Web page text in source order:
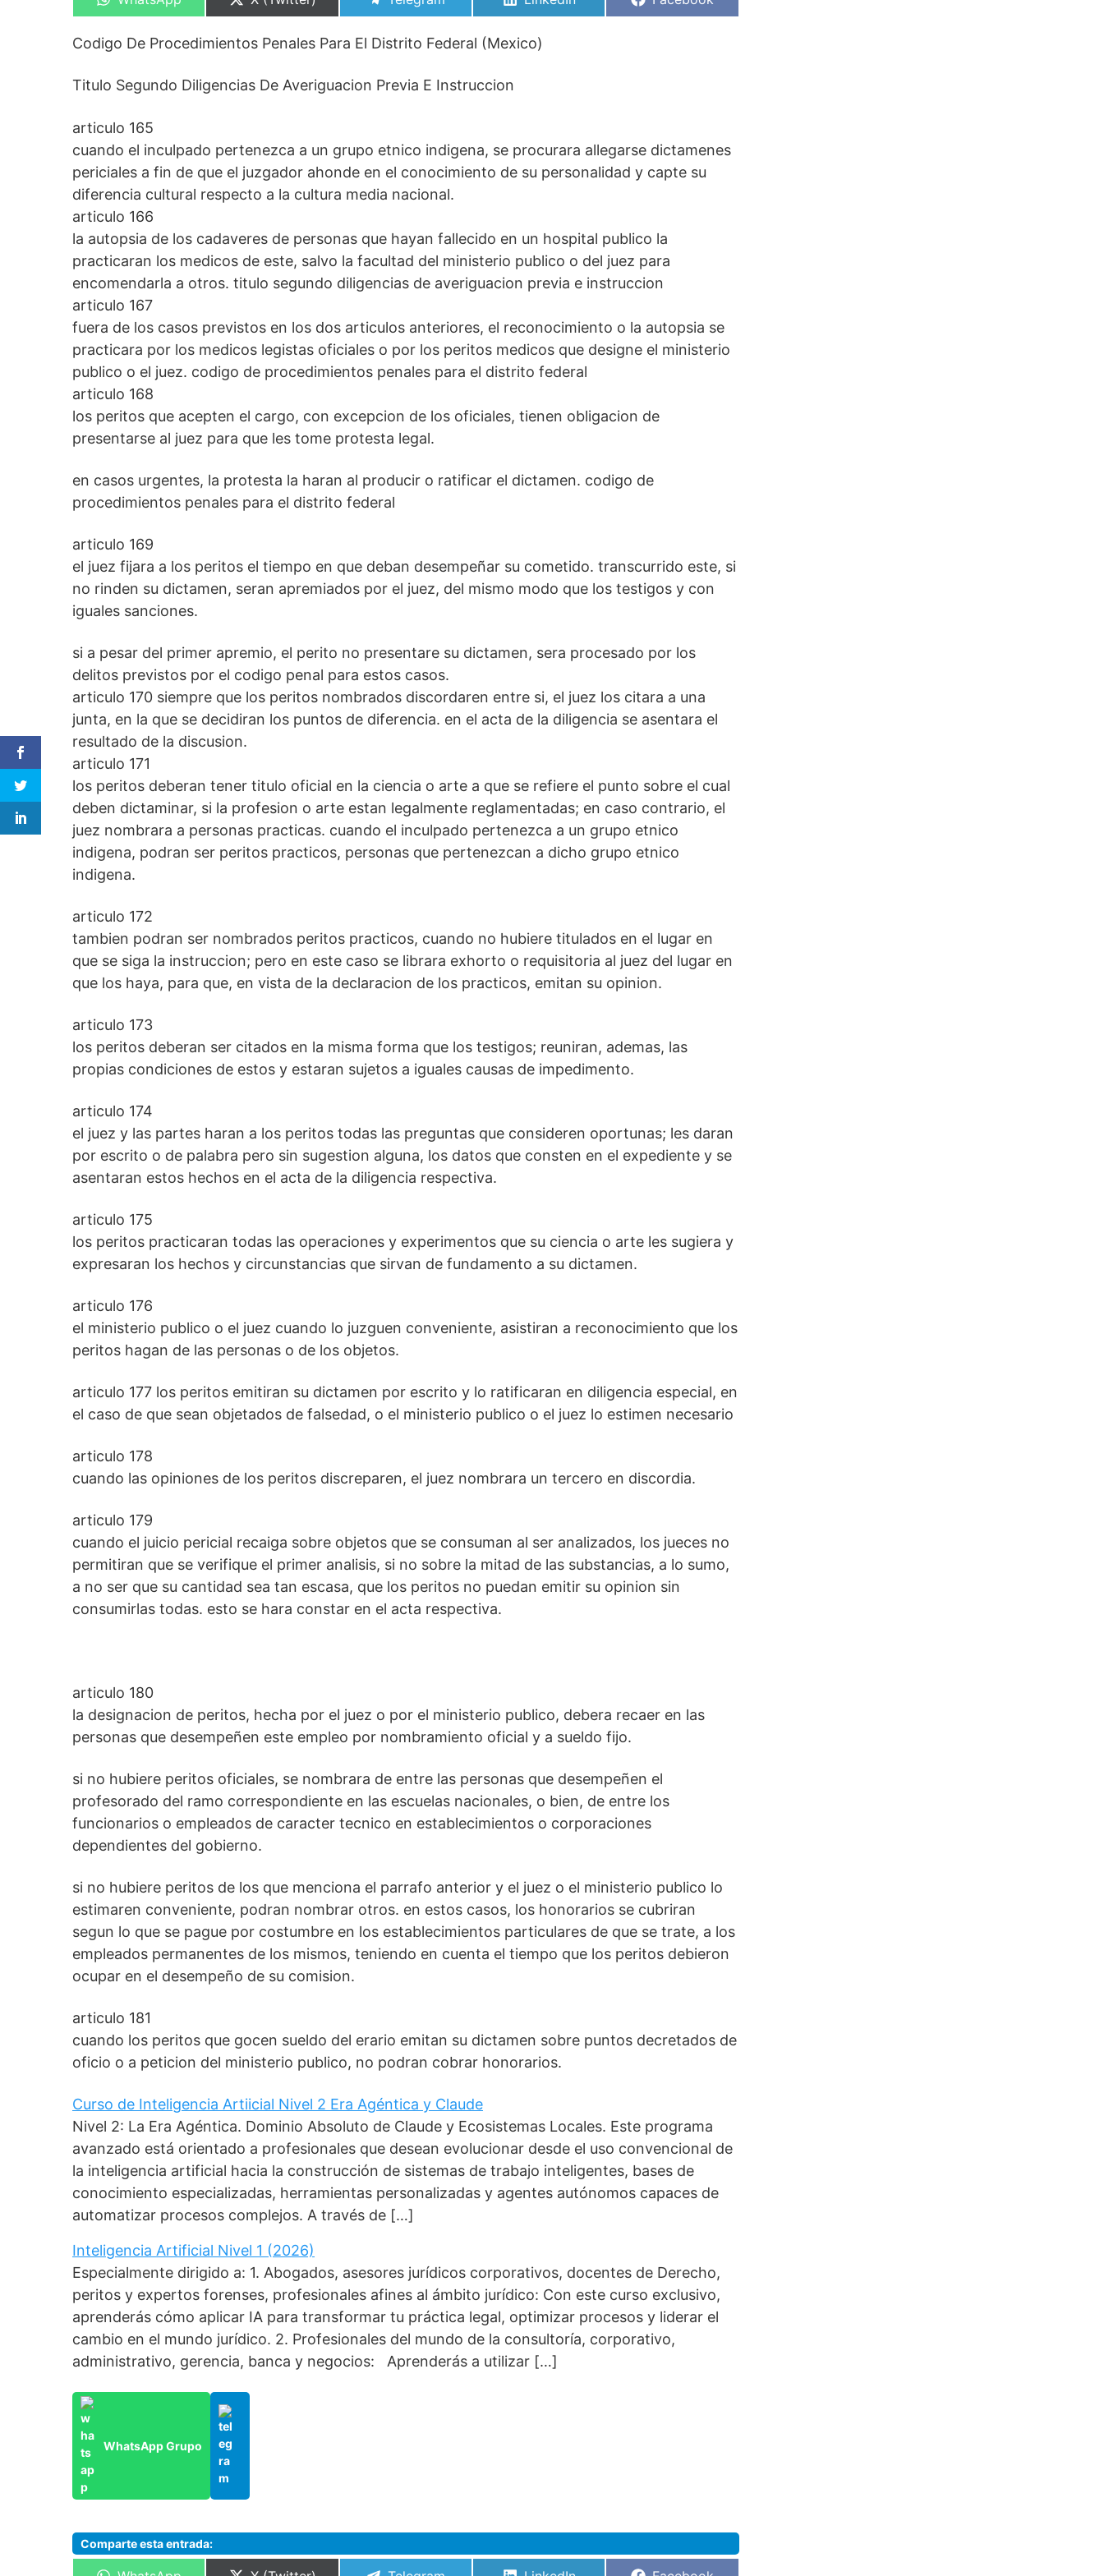
Codigo De Procedimientos Penales Para El Distrito Federal (Mexico)
Titulo Segundo Diligencias De Averiguacion Previa E Instruccion
articulo 165
cuando el inculpado pertenezca a un grupo etnico indigena, se procurara allegarse dictamenes
periciales a fin de que el juzgador ahonde en el conocimiento de su personalidad y capte su
diferencia cultural respecto a la cultura media nacional.
articulo 166
la autopsia de los cadaveres de personas que hayan fallecido en un hospital publico la
practicaran los medicos de este, salvo la facultad del ministerio publico o del juez para
encomendarla a otros. titulo segundo diligencias de averiguacion previa e instruccion
articulo 167
fuera de los casos previstos en los dos articulos anteriores, el reconocimiento o la autopsia se
practicara por los medicos legistas oficiales o por los peritos medicos que designe el ministerio
publico o el juez. codigo de procedimientos penales para el distrito federal
articulo 168
los peritos que acepten el cargo, con excepcion de los oficiales, tienen obligacion de
presentarse al juez para que les tome protesta legal.
en casos urgentes, la protesta la haran al producir o ratificar el dictamen. codigo de
procedimientos penales para el distrito federal
articulo 169
el juez fijara a los peritos el tiempo en que deban desempeñar su cometido. transcurrido este, si
no rinden su dictamen, seran apremiados por el juez, del mismo modo que los testigos y con
iguales sanciones.
si a pesar del primer apremio, el perito no presentare su dictamen, sera procesado por los
delitos previstos por el codigo penal para estos casos.
articulo 170 siempre que los peritos nombrados discordaren entre si, el juez los citara a una
junta, en la que se decidiran los puntos de diferencia. en el acta de la diligencia se asentara el
resultado de la discusion.
articulo 171
los peritos deberan tener titulo oficial en la ciencia o arte a que se refiere el punto sobre el cual
deben dictaminar, si la profesion o arte estan legalmente reglamentadas; en caso contrario, el
juez nombrara a personas practicas. cuando el inculpado pertenezca a un grupo etnico
indigena, podran ser peritos practicos, personas que pertenezcan a dicho grupo etnico
indigena.
articulo 172
tambien podran ser nombrados peritos practicos, cuando no hubiere titulados en el lugar en
que se siga la instruccion; pero en este caso se librara exhorto o requisitoria al juez del lugar en
que los haya, para que, en vista de la declaracion de los practicos, emitan su opinion.
articulo 173
los peritos deberan ser citados en la misma forma que los testigos; reuniran, ademas, las
propias condiciones de estos y estaran sujetos a iguales causas de impedimento.
articulo 174
el juez y las partes haran a los peritos todas las preguntas que consideren oportunas; les daran
por escrito o de palabra pero sin sugestion alguna, los datos que consten en el expediente y se
asentaran estos hechos en el acta de la diligencia respectiva.
articulo 175
los peritos practicaran todas las operaciones y experimentos que su ciencia o arte les sugiera y
expresaran los hechos y circunstancias que sirvan de fundamento a su dictamen.
articulo 176
el ministerio publico o el juez cuando lo juzguen conveniente, asistiran a reconocimiento que los
peritos hagan de las personas o de los objetos.
articulo 177 los peritos emitiran su dictamen por escrito y lo ratificaran en diligencia especial, en
el caso de que sean objetados de falsedad, o el ministerio publico o el juez lo estimen necesario
articulo 178
cuando las opiniones de los peritos discreparen, el juez nombrara un tercero en discordia.
articulo 179
cuando el juicio pericial recaiga sobre objetos que se consuman al ser analizados, los jueces no
permitiran que se verifique el primer analisis, si no sobre la mitad de las substancias, a lo sumo,
a no ser que su cantidad sea tan escasa, que los peritos no puedan emitir su opinion sin
consumirlas todas. esto se hara constar en el acta respectiva.
articulo 180
la designacion de peritos, hecha por el juez o por el ministerio publico, debera recaer en las
personas que desempeñen este empleo por nombramiento oficial y a sueldo fijo.
si no hubiere peritos oficiales, se nombrara de entre las personas que desempeñen el
profesorado del ramo correspondiente en las escuelas nacionales, o bien, de entre los
funcionarios o empleados de caracter tecnico en establecimientos o corporaciones
dependientes del gobierno.
si no hubiere peritos de los que menciona el parrafo anterior y el juez o el ministerio publico lo
estimaren conveniente, podran nombrar otros. en estos casos, los honorarios se cubriran
segun lo que se pague por costumbre en los establecimientos particulares de que se trate, a los
empleados permanentes de los mismos, teniendo en cuenta el tiempo que los peritos debieron
ocupar en el desempeño de su comision.
articulo 181
cuando los peritos que gocen sueldo del erario emitan su dictamen sobre puntos decretados de
oficio o a peticion del ministerio publico, no podran cobrar honorarios.
Curso de Inteligencia Artiicial Nivel 2 Era Agéntica y Claude
Nivel 2: La Era Agéntica. Dominio Absoluto de Claude y Ecosistemas Locales. Este programa
avanzado está orientado a profesionales que desean evolucionar desde el uso convencional de
la inteligencia artificial hacia la construcción de sistemas de trabajo inteligentes, bases de
conocimiento especializadas, herramientas personalizadas y agentes autónomos capaces de
automatizar procesos complejos. A través de […]
Inteligencia Artificial Nivel 1 (2026)
Especialmente dirigido a: 1. Abogados, asesores jurídicos corporativos, docentes de Derecho,
peritos y expertos forenses, profesionales afines al ámbito jurídico: Con este curso exclusivo,
aprenderás cómo aplicar IA para transformar tu práctica legal, optimizar procesos y liderar el
cambio en el mundo jurídico. 2. Profesionales del mundo de la consultoría, corporativo,
administrativo, gerencia, banca y negocios: Aprenderás a utilizar […]
WhatsApp Grupo
Comparte esta entrada: